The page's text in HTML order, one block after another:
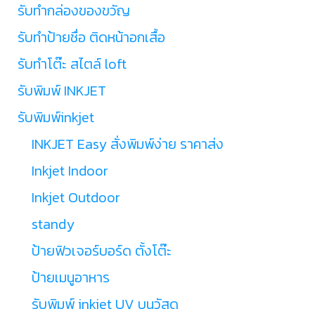
รับทำกล่องของขวัญ
รับทำป้ายชื่อ ติดหน้าอกเสื้อ
รับทำโต๊ะ สไตล์ loft
รับพิมพ์ INKJET
รับพิมพ์inkjet
INKJET Easy สั่งพิมพ์ง่าย ราคาส่ง
Inkjet Indoor
Inkjet Outdoor
standy
ป้ายฟิวเจอร์บอร์ด ตั้งโต๊ะ
ป้ายเมนูอาหาร
รับพิมพ์ inkjet UV บนวัสดุ